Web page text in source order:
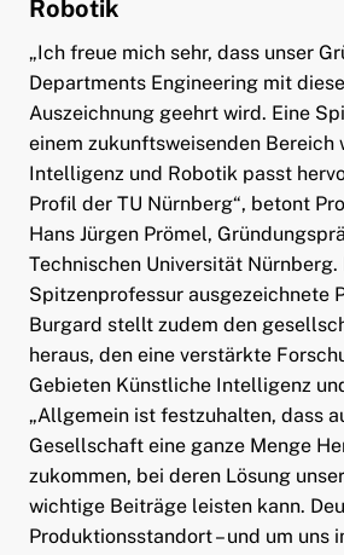
Robotik
„Ich freue mich sehr, dass unser
Departments Engineering mit
Auszeichnung geehrt wird. Eine
einem zukunftsweisenden Bereich
Intelligenz und Robotik passt
Profil der TU Nürnberg“, betont
Hans Jürgen Prömel,
Technischen Universität Nürnberg.
Spitzenprofessur ausgezeichnete
Burgard stellt zudem den
heraus, den eine verstärkte
Gebieten Künstliche Intelligenz
„Allgemein ist festzuhalten, dass
Gesellschaft eine ganze Menge
zukommen, bei deren Lösung
wichtige Beiträge leisten kann.
Produktionsstandort – und um uns